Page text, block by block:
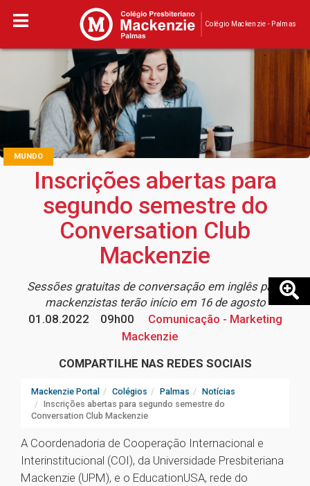
Colégio Mackenzie - Palmas
MUNDO
Inscrições abertas para
segundo semestre do
Conversation Club
Mackenzie
Sessões gratuitas de conversação em inglês para
mackenzistas terão início em 16 de agosto
01.08.2022
09h00
Comunicação - Marketing
Mackenzie
COMPARTILHE NAS REDES SOCIAIS
Mackenzie Portal Colégios Palmas
Notícias
Inscrições abertas para segundo semestre do
Conversation Club Mackenzie
A Coordenadoria de Cooperação Internacional e
Interinstitucional (COI), da Universidade Presbiteriana
Mackenzie (UPM), e o EducationUSA, rede do